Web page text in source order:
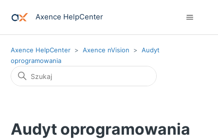
Axence HelpCenter
Axence HelpCenter Axence nVision
Audyt
oprogramowania
Audyt oprogramowania